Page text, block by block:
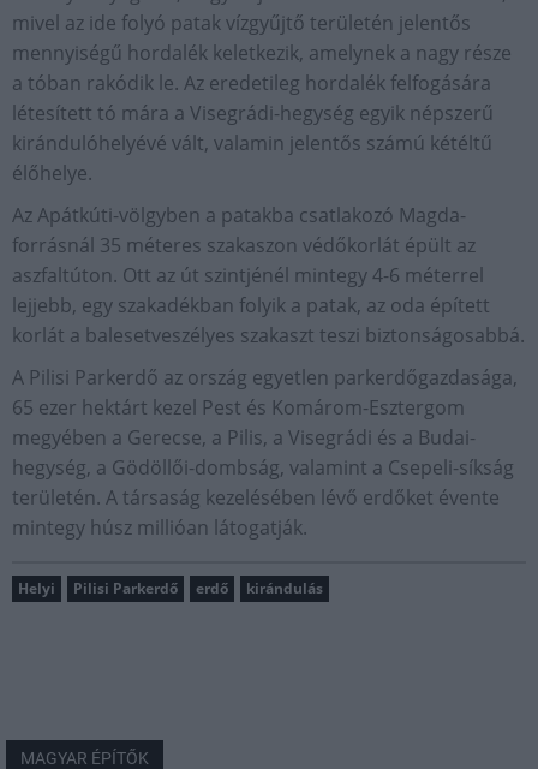
mivel az ide folyó patak vízgyűjtő területén jelentős
mennyiségű hordalék keletkezik, amelynek a nagy része
a tóban rakódik le. Az eredetileg hordalék felfogására
létesített tó mára a Visegrádi-hegység egyik népszerű
kirándulóhelyévé vált, valamin jelentős számú kétéltű
élőhelye.
Az Apátkúti-völgyben a patakba csatlakozó Magda-
forrásnál 35 méteres szakaszon védőkorlát épült az
aszfaltúton. Ott az út szintjénél mintegy 4-6 méterrel
lejjebb, egy szakadékban folyik a patak, az oda épített
korlát a balesetveszélyes szakaszt teszi biztonságosabbá.
A Pilisi Parkerdő az ország egyetlen parkerdőgazdasága,
65 ezer hektárt kezel Pest és Komárom-Esztergom
megyében a Gerecse, a Pilis, a Visegrádi és a Budai-
hegység, a Gödöllői-dombság, valamint a Csepeli-síkság
területén. A társaság kezelésében lévő erdőket évente
mintegy húsz millióan látogatják.
Helyi Pilisi Parkerdő erdő kirándulás
MAGYAR ÉPÍTŐK